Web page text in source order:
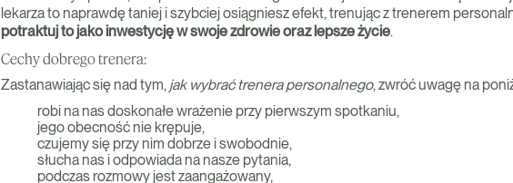
lekarza to naprawdę taniej i szybciej osiągniesz efekt, trenując z trenerem
potraktuj to jako inwestycję w swoje zdrowie oraz lepsze życie.
Cechy dobrego trenera:
Zastanawiając się nad tym, jak wybrać trenera personalnego, zwróć uwagę na
robi na nas doskonałe wrażenie przy pierwszym spotkaniu,
jego obecność nie krępuje,
czujemy się przy nim dobrze i swobodnie,
słucha nas i odpowiada na nasze pytania,
podczas rozmowy jest zaangażowany,